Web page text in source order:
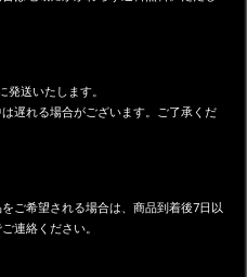
送いたします。
遅れる場合がございます。ご了承くだ
ご希望される場合は、商品到着後7日以
連絡ください。